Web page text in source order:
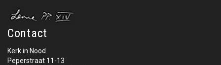
Contact
Kerk in Nood
Peperstraat 11-13